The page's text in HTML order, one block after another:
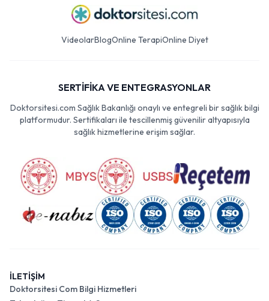
VideolarBlogOnline TerapiOnline Diyet
SERTİFİKA VE ENTEGRASYONLAR
Doktorsitesi.com Sağlık Bakanlığı onaylı ve entegreli bir sağlık bilgi
platformudur. Sertifikaları ile tescillenmiş güvenilir altyapısıyla
sağlık hizmetlerine erişim sağlar.
İLETİŞİM
Doktorsitesi Com Bilgi Hizmetleri